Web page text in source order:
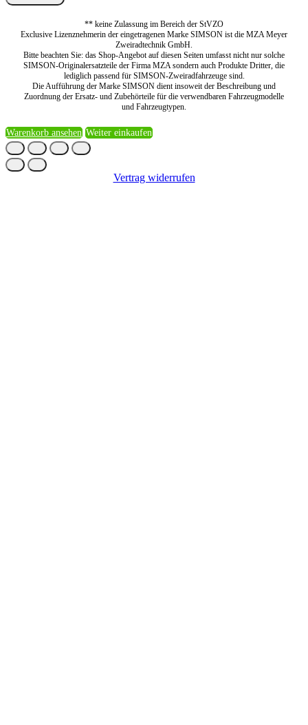
** keine Zulassung im Bereich der StVZO
Exclusive Lizenznehmerin der eingetragenen Marke SIMSON ist die MZA Meyer
Zweiradtechnik GmbH.
Bitte beachten Sie: das Shop-Angebot auf diesen Seiten umfasst nicht nur solche
SIMSON-Originalersatzteile der Firma MZA sondern auch Produkte Dritter, die
lediglich passend für SIMSON-Zweiradfahrzeuge sind.
Die Aufführung der Marke SIMSON dient insoweit der Beschreibung und
Zuordnung der Ersatz- und Zubehörteile für die verwendbaren Fahrzeugmodelle
und Fahrzeugtypen.
Warenkorb ansehen Weiter einkaufen
Vertrag widerrufen